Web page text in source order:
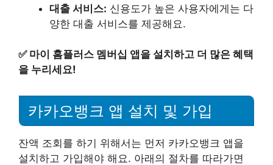
대출 서비스: 신용도가 높은 사용자에게는 다
양한 대출 서비스를 제공해요.
✅ 마이 홈플러스 멤버십 앱을 설치하고 더 많은 혜택
을 누리세요!
카카오뱅크 앱 설치 및 가입
잔액 조회를 하기 위해서는 먼저 카카오뱅크 앱을
설치하고 가입해야 해요. 아래의 절차를 따라가면